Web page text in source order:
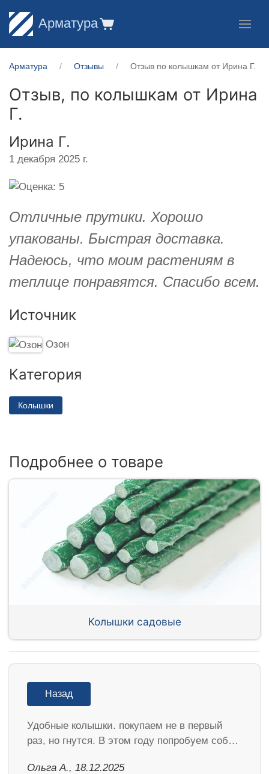
Арматура
Арматура Отзывы Отзыв по колышкам от Ирина Г.
Отзыв, по колышкам от Ирина
Г.
Ирина Г.
1 декабря 2025 г.
Отличные прутики. Хорошо
упакованы. Быстрая доставка.
Надеюсь, что моим растениям в
теплице понравятся. Спасибо всем.
Источник
Озон
Категория
Колышки
Подробнее о товаре
Колышки садовые
Назад
Удобные колышки. покупаем не в первый
раз, но гнутся. В этом году попробуем соб…
Ольга А., 18.12.2025